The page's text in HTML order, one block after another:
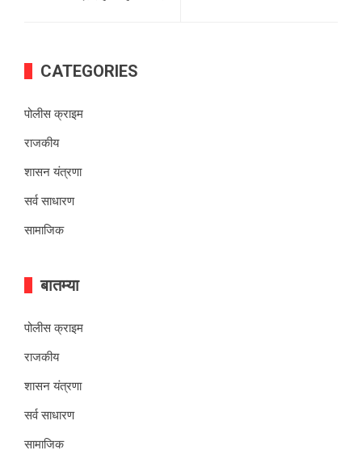
CATEGORIES
पोलीस क्राइम
राजकीय
शासन यंत्रणा
सर्व साधारण
सामाजिक
बातम्या
पोलीस क्राइम
राजकीय
शासन यंत्रणा
सर्व साधारण
सामाजिक